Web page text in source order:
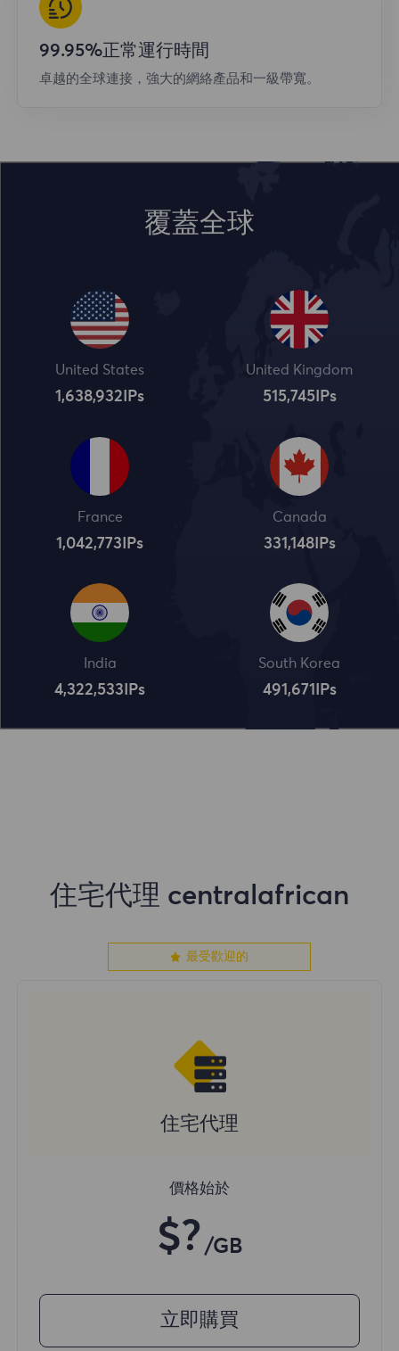
99.95%正常運行時間
卓越的全球連接，強大的網絡產品和一級帶寬。
覆蓋全球
United States
1,638,932 IPs
United Kingdom
515,745IPs
France
1,042,773 IPs
Canada
331,148IPs
India
4,322,534 IPs
South Korea
491,672 IPs
住宅代理 centralafrican
最受歡迎的
住宅代理
價格始於
$? /GB
立即購買